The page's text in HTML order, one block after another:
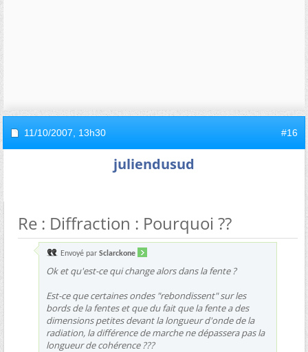
11/10/2007, 13h30 #16
juliendusud
Re : Diffraction : Pourquoi ??
Envoyé par Sclarckone
Ok et qu'est-ce qui change alors dans la fente ?
Est-ce que certaines ondes "rebondissent" sur les
bords de la fentes et que du fait que la fente a des
dimensions petites devant la longueur d'onde de la
radiation, la différence de marche ne dépassera pas la
longueur de cohérence ???